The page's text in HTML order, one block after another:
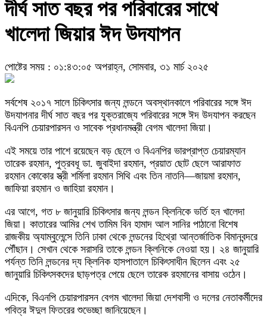
দীর্ঘ সাত বছর পর পরিবারের সাথে
খালেদা জিয়ার ঈদ উদযাপন
পোষ্টের সময় : ০১:৪৩:০৫ অপরাহ্ন, সোমবার, ৩১ মার্চ ২০২৫
সর্বশেষ ২০১৭ সালে চিকিৎসার জন্য লন্ডনে অবস্থানকালে পরিবারের সঙ্গে ঈদ
উদযাপনার দীর্ঘ সাত বছর পর যুক্তরাজ্যে পরিবারের সঙ্গে ঈদ উদযাপন করছেন
বিএনপি চেয়ারপারসন ও সাবেক প্রধানমন্ত্রী বেগম খালেদা জিয়া।
এই সময়ে তার পাশে রয়েছেন বড় ছেলে ও বিএনপির ভারপ্রাপ্ত চেয়ারম্যান
তারেক রহমান, পুত্রবধূ ডা. জুবাইদা রহমান, প্রয়াত ছোট ছেলে আরাফাত
রহমান কোকোর স্ত্রী শর্মিলা রহমান সিথি এবং তিন নাতনি—জায়মা রহমান,
জাফিয়া রহমান ও জাহিয়া রহমান।
এর আগে, গত ৮ জানুয়ারি চিকিৎসার জন্য লন্ডন ক্লিনিকে ভর্তি হন খালেদা
জিয়া। কাতারের আমির শেখ তামিম বিন হামাদ আল সানির পাঠানো বিশেষ
রাজকীয় অ্যাম্বুলেন্সে তিনি ঢাকা থেকে লন্ডনের হিথ্রো আন্তর্জাতিক বিমানবন্দরে
পৌঁছান। সেখান থেকে সরাসরি তাকে লন্ডন ক্লিনিকে নেওয়া হয়। ২৪ জানুয়ারি
পর্যন্ত তিনি লন্ডনের দ্য ক্লিনিক হাসপাতালে চিকিৎসাধীন ছিলেন এবং ২৫
জানুয়ারি চিকিৎসকদের ছাড়পত্র পেয়ে ছেলে তারেক রহমানের বাসায় ওঠেন।
এদিকে, বিএনপি চেয়ারপারসন বেগম খালেদা জিয়া দেশবাসী ও দলের নেতাকর্মীদের
পবিত্র ঈদুল ফিতরের শুভেচ্ছা জানিয়েছেন।